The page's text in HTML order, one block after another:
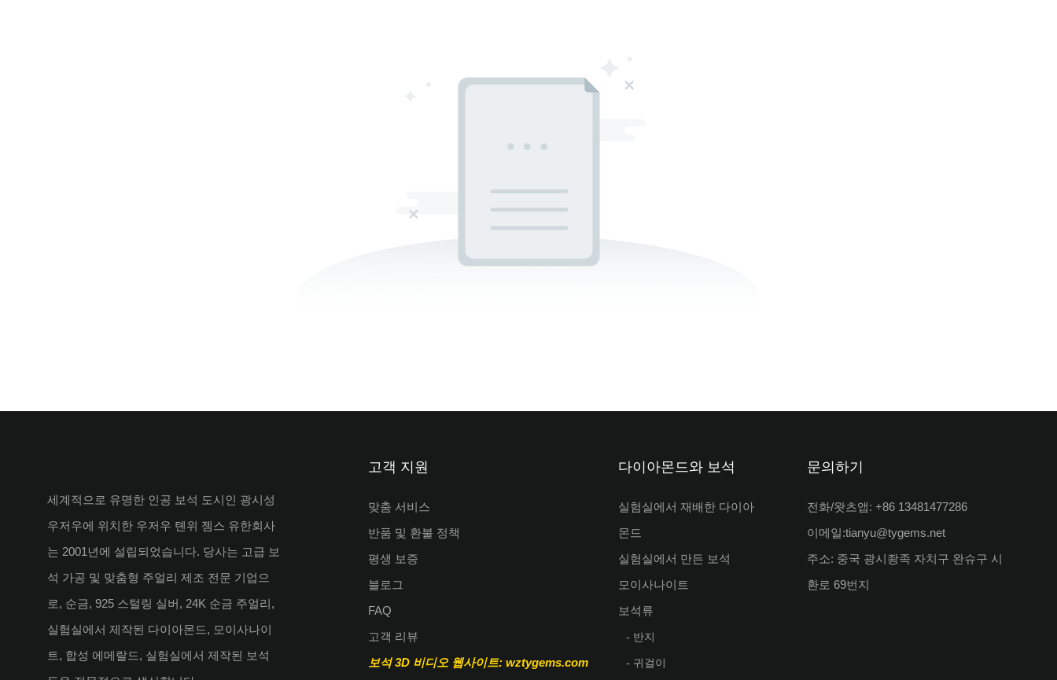
세계적으로 유명한 인공 보석 도시인 광시성
우저우에 위치한 우저우 톈위 젬스 유한회사
는 2001년에 설립되었습니다. 당사는 고급 보
석 가공 및 맞춤형 주얼리 제조 전문 기업으
로, 순금, 925 스털링 실버, 24K 순금 주얼리,
실험실에서 제작된 다이아몬드, 모이사나이
트, 합성 에메랄드, 실험실에서 제작된 보석
고객 지원
맞춤 서비스
반품 및 환불 정책
평생 보증
블로그
FAQ
고객 리뷰
보석 3D 비디오 웹사이트: wztygems.com
다이아몬드와 보석
실험실에서 재배한 다이아
몬드
실험실에서 만든 보석
모이사나이트
보석류
- 반지
- 귀걸이
문의하기
전화/왓츠앱: +86 13481477286
이메일:tianyu@tygems.net
주소: 중국 광시좡족 자치구 완슈구 시
환로 69번지